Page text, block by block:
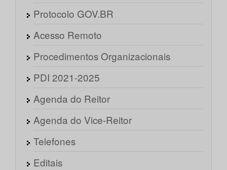
Protocolo GOV.BR
Acesso Remoto
Procedimentos Organizacionais
PDI 2021-2025
Agenda do Reitor
Agenda do Vice-Reitor
Telefones
Editais